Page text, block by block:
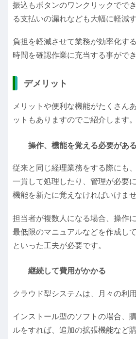
振込もボタンのワンクリックでで
る支払いの漏れなども大幅に軽減
負担を軽減させて業務が効率化す
時間を確認作業に充当する事ができ
デメリット
メリットや便利な機能がたくさん
ットもありますのでご紹介します。
操作、機能を覚える必要がある
従来と同じ経理業務をする際にも
一貫して処理したり、管理が必要
機能を新たに覚えなければいけませ
担当者が複数人になる場合、操作
最低限のマニュアルなどを作成し
といった工夫が必要です。
継続して費用がかかる
クラウド型システムは、月々の利
インストール型のソフトの場合、
ルをすれば、追加の拡張機能など